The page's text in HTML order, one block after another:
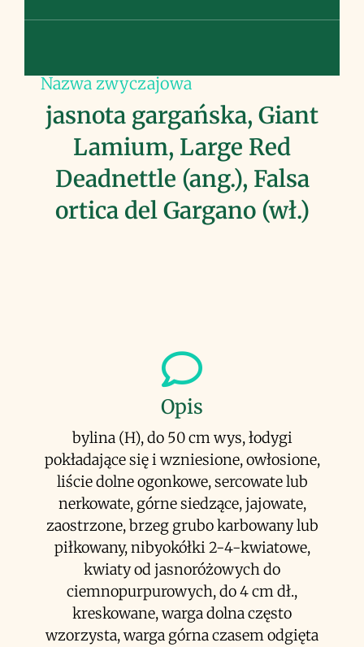
Nazwa zwyczajowa
jasnota gargańska, Giant
Lamium, Large Red
Deadnettle (ang.), Falsa
ortica del Gargano (wł.)
Opis
bylina (H), do 50 cm wys, łodygi
pokładające się i wzniesione, owłosione,
liście dolne ogonkowe, sercowate lub
nerkowate, górne siedzące, jajowate,
zaostrzone, brzeg grubo karbowany lub
piłkowany, nibyokółki 2-4-kwiatowe,
kwiaty od jasnoróżowych do
ciemnopurpurowych, do 4 cm dł.,
kreskowane, warga dolna często
wzorzysta, warga górna czasem odgięta